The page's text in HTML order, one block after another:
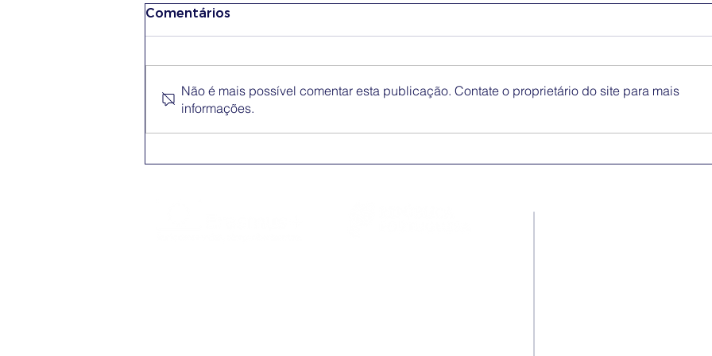
Conferência Erasmus+
Medidas excecionais de
Superior | Ucrânia
Dia
Comentários
Não é mais possível comentar esta publicação. Contate o proprietário do site para mais
informações.